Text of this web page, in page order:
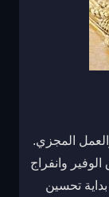
المجزي.
وانفراج
تحسين